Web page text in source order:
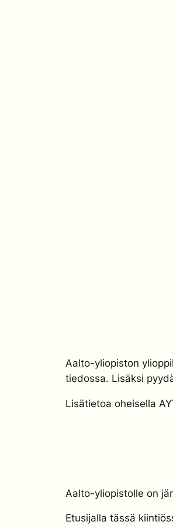
Aalto-yliopiston
tiedossa. Lisäksi
Lisätietoa oheisella
Aalto-yliopistolle on
Etusijalla tässä